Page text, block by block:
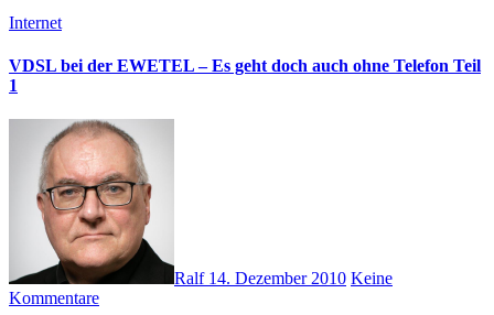
Internet
VDSL bei der EWETEL – Es geht doch auch ohne Telefon Teil
1
Ralf 14. Dezember 2010 Keine
Kommentare